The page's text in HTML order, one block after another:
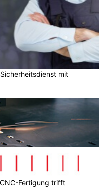
mit
CNC-Fertigung trifft